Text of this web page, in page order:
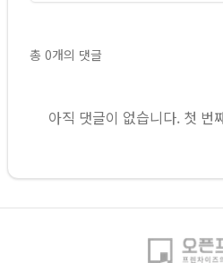
총 0개의 댓글
아직 댓글이 없습니다. 첫 번